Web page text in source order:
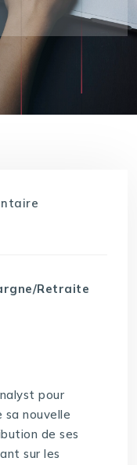
Retraite
pour
sa nouvelle
de ses
sur les